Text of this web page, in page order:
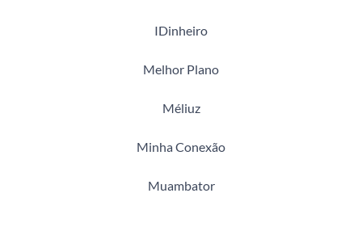
IDinheiro
Melhor Plano
Méliuz
Minha Conexão
Muambator